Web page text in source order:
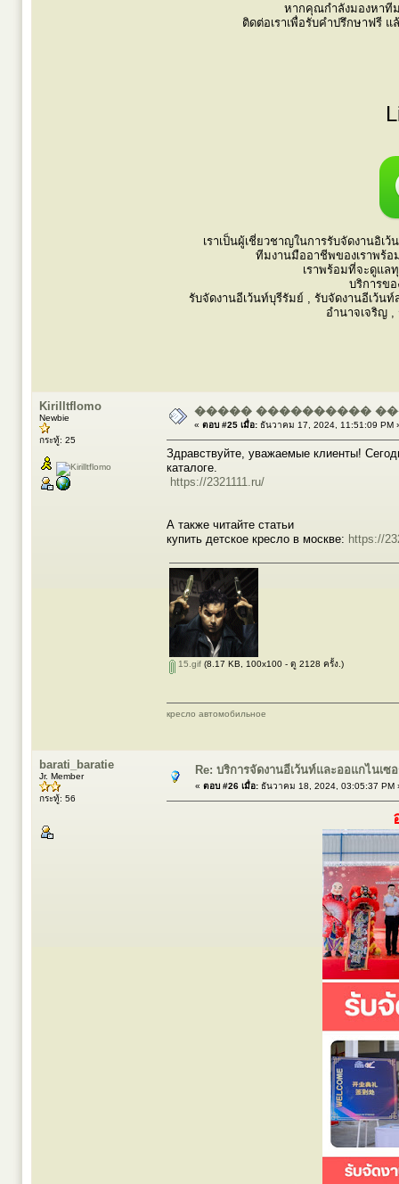
หากคุณกำลังมองหาที
ติดต่อเราเพื่อรับคำปรึกษาฟรี
เราเป็นผู้เชี่ยวชาญในการรับจัดงานอิ
ทีมงานมืออาชีพของเราพร้อ
เราพร้อมที่จะดูแล
บริการข
รับจัดงานอีเว้นท์บุรีรัมย์ , รับจัดงานอีเว้น
อำนาจเจริญ ,
Kirilltflomo
Newbie
กระทู้: 25
����� ����������
« ตอบ #25 เมื่อ: ธันวาคม 17, 2024, 11:51:09 PM
Здравствуйте, уважаемые клиенты!
каталоге.
https://2321111.ru/
А также читайте статьи
купить детское кресло в москве: https://
15.gif (8.17 KB, 100x100 - ดู 2128 ครั้ง.)
кресло автомобильное
barati_baratie
Jr. Member
กระทู้: 56
Re: บริการจัดงานอีเว้นท์และออแกไนเ
« ตอบ #26 เมื่อ: ธันวาคม 18, 2024, 03:05:37 PM